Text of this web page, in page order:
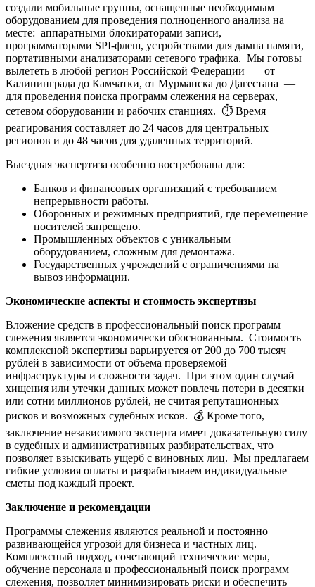
создали мобильные группы, оснащенные необходимым
оборудованием для проведения полноценного анализа на
месте: аппаратными блокираторами записи,
программаторами SPI-флеш, устройствами для дампа памяти,
портативными анализаторами сетевого трафика. Мы готовы
вылететь в любой регион Российской Федерации — от
Калининграда до Камчатки, от Мурманска до Дагестана —
для проведения поиска программ слежения на серверах,
сетевом оборудовании и рабочих станциях. ⏱️ Время
реагирования составляет до 24 часов для центральных
регионов и до 48 часов для удаленных территорий.
Выездная экспертиза особенно востребована для:
Банков и финансовых организаций с требованием
непрерывности работы.
Оборонных и режимных предприятий, где перемещение
носителей запрещено.
Промышленных объектов с уникальным
оборудованием, сложным для демонтажа.
Государственных учреждений с ограничениями на
вывоз информации.
Экономические аспекты и стоимость экспертизы
Вложение средств в профессиональный поиск программ
слежения является экономически обоснованным. Стоимость
комплексной экспертизы варьируется от 200 до 700 тысяч
рублей в зависимости от объема проверяемой
инфраструктуры и сложности задач. При этом один случай
хищения или утечки данных может повлечь потери в десятки
или сотни миллионов рублей, не считая репутационных
рисков и возможных судебных исков. 💰 Кроме того,
заключение независимого эксперта имеет доказательную силу
в судебных и административных разбирательствах, что
позволяет взыскивать ущерб с виновных лиц. Мы предлагаем
гибкие условия оплаты и разрабатываем индивидуальные
сметы под каждый проект.
Заключение и рекомендации
Программы слежения являются реальной и постоянно
развивающейся угрозой для бизнеса и частных лиц.
Комплексный подход, сочетающий технические меры,
обучение персонала и профессиональный поиск программ
слежения, позволяет минимизировать риски и обеспечить